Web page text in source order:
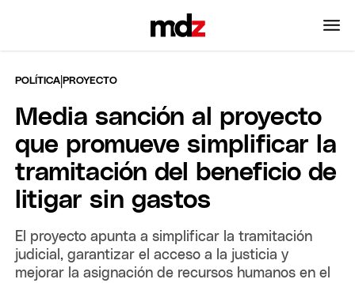
POLÍTICA |PROYECTO
Media sanción al proyecto
que promueve simplificar la
tramitación del beneficio de
litigar sin gastos
El proyecto apunta a simplificar la tramitación
judicial, garantizar el acceso a la justicia y
mejorar la asignación de recursos humanos en el